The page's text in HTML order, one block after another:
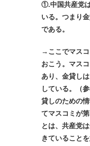
①.中国共産党
いる。つまり
である。
→ここでマス
おこう。マス
あり、金貸し
している。（
貸しのための
てマスコミが
とは、共産党
きていること